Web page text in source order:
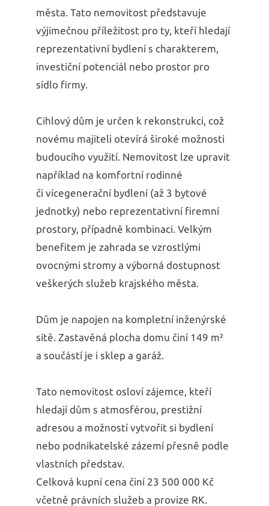
města. Tato nemovitost představuje
výjimečnou příležitost pro ty, kteří hledají
reprezentativní bydlení s charakterem,
investiční potenciál nebo prostor pro
sídlo firmy.
Cihlový dům je určen k rekonstrukci, což
novému majiteli otevírá široké možnosti
budoucího využití. Nemovitost lze upravit
například na komfortní rodinné
či vícegenerační bydlení (až 3 bytové
jednotky) nebo reprezentativní firemní
prostory, případně kombinaci. Velkým
benefitem je zahrada se vzrostlými
ovocnými stromy a výborná dostupnost
veškerých služeb krajského města.
Dům je napojen na kompletní inženýrské
sítě. Zastavěná plocha domu činí 149 m²
a součástí je i sklep a garáž.
Tato nemovitost osloví zájemce, kteří
hledají dům s atmosférou, prestižní
adresou a možností vytvořit si bydlení
nebo podnikatelské zázemí přesně podle
vlastních představ.
Celková kupní cena činí 23 500 000 Kč
včetně právních služeb a provize RK.